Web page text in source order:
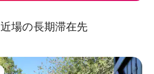
近場の長期滞在先